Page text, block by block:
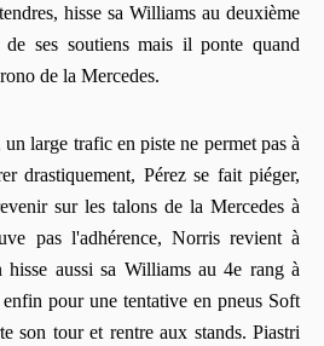
hisse sa Williams au deuxième
ses soutiens mais il ponte quand
de la Mercedes.
large trafic en piste ne permet pas à
drastiquement, Pérez se fait piéger,
sur les talons de la Mercedes à
pas l'adhérence, Norris revient à
aussi sa Williams au 4e rang à
pour une tentative en pneus Soft
son tour et rentre aux stands. Piastri